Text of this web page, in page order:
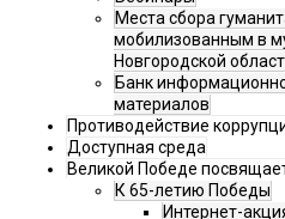
Места сбора
мобилизованным в
Новгородской
Банк
материалов
Противодействие
Доступная среда
Великой Победе
К 65-летию Победы
Интернет-